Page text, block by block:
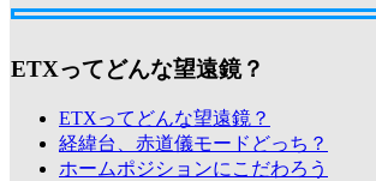
ETXってどんな望遠鏡？
ETXってどんな望遠鏡？
経緯台、赤道儀モードどっち？
ホームポジションにこだわろう